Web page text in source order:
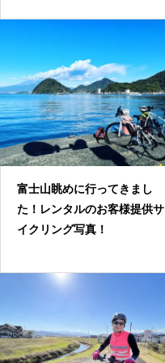
富士山眺めに行ってきまし
た！レンタルのお客様提供サ
イクリング写真！